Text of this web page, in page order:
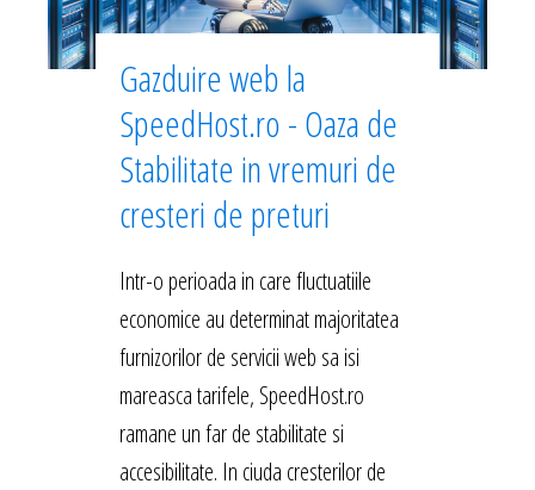
Gazduire web la
SpeedHost.ro - Oaza de
Stabilitate in vremuri de
cresteri de preturi
Intr-o perioada in care fluctuatiile
economice au determinat majoritatea
furnizorilor de servicii web sa isi
mareasca tarifele, SpeedHost.ro
ramane un far de stabilitate si
accesibilitate. In ciuda cresterilor de